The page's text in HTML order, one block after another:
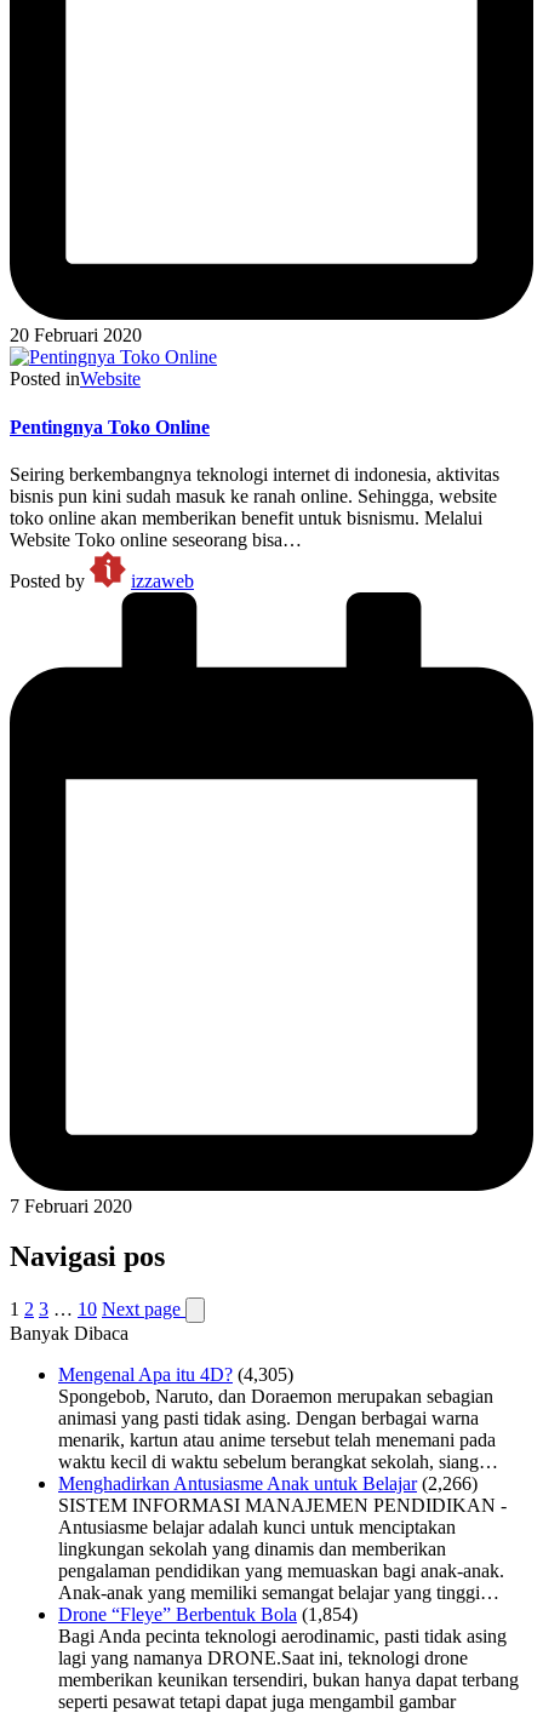
20 Februari 2020
Posted inWebsite
Pentingnya Toko Online
Seiring berkembangnya teknologi internet di indonesia, aktivitas
bisnis pun kini sudah masuk ke ranah online. Sehingga, website
toko online akan memberikan benefit untuk bisnismu. Melalui
Website Toko online seseorang bisa…
Posted by
izzaweb
7 Februari 2020
Navigasi pos
1 2 3 … 10 Next page
Banyak Dibaca
Mengenal Apa itu 4D? (4,305)
Spongebob, Naruto, dan Doraemon merupakan sebagian
animasi yang pasti tidak asing. Dengan berbagai warna
menarik, kartun atau anime tersebut telah menemani pada
waktu kecil di waktu sebelum berangkat sekolah, siang…
Menghadirkan Antusiasme Anak untuk Belajar (2,266)
SISTEM INFORMASI MANAJEMEN PENDIDIKAN -
Antusiasme belajar adalah kunci untuk menciptakan
lingkungan sekolah yang dinamis dan memberikan
pengalaman pendidikan yang memuaskan bagi anak-anak.
Anak-anak yang memiliki semangat belajar yang tinggi…
Drone “Fleye” Berbentuk Bola (1,854)
Bagi Anda pecinta teknologi aerodinamic, pasti tidak asing
lagi yang namanya DRONE.Saat ini, teknologi drone
memberikan keunikan tersendiri, bukan hanya dapat terbang
seperti pesawat tetapi dapat juga mengambil gambar